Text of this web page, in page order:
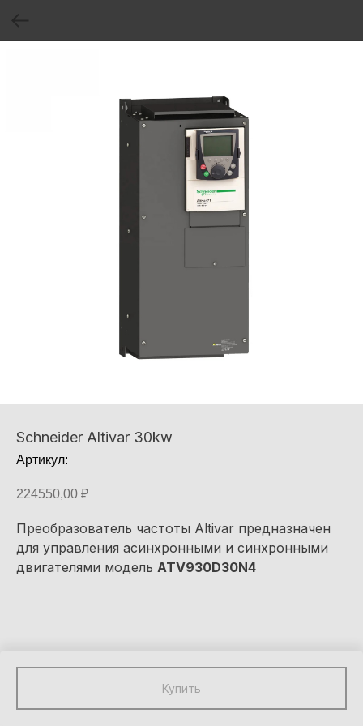
Schneider Altivar 30kw
Артикул:
224550,00 ₽
Купить
Преобразователь частоты Altivar предназначен
для управления асинхронными и синхронными
двигателями модель ATV930D30N4